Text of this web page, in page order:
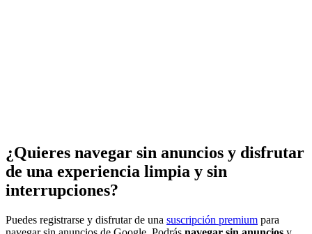
¿Quieres navegar sin anuncios y disfrutar
de una experiencia limpia y sin
interrupciones?
Puedes registrarse y disfrutar de una suscripción premium para